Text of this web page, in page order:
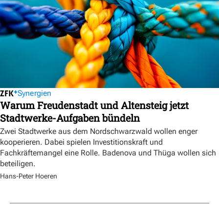
Synergien
Warum Freudenstadt und Altensteig jetzt
Stadtwerke-Aufgaben bündeln
Zwei Stadtwerke aus dem Nordschwarzwald wollen enger
kooperieren. Dabei spielen Investitionskraft und
Fachkräftemangel eine Rolle. Badenova und Thüga wollen sich
beteiligen.
Hans-Peter Hoeren